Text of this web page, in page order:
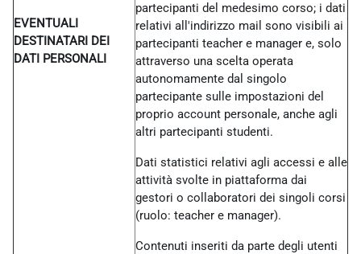
EVENTUALI
DESTINATARI DEI
DATI PERSONALI
partecipanti del medesimo corso; i dati
relativi all'indirizzo mail sono visibili ai
partecipanti teacher e manager e, solo
attraverso una scelta operata
autonomamente dal singolo
partecipante sulle impostazioni del
proprio account personale, anche agli
altri partecipanti studenti.
Dati statistici relativi agli accessi e alle
attività svolte in piattaforma dai
gestori o collaboratori dei singoli corsi
(ruolo: teacher e manager).
Contenuti inseriti da parte degli utenti